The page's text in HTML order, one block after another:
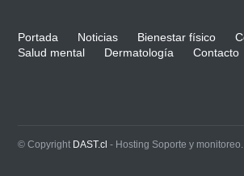
Portada Noticias Bienestar físico
Salud mental
Dermatología Contacto
© Copyright DAST.cl - Hosting Soporte y